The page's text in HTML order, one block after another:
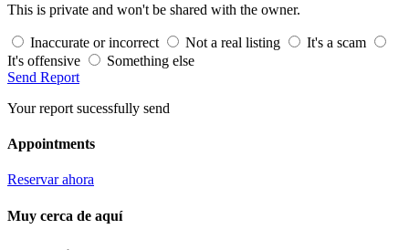
This is private and won't be shared with the owner.
Inaccurate or incorrect Not a real listing
It's a scam
It's offensive
Something else
Send Report
Your report sucessfully send
Appointments
Reservar ahora
Muy cerca de aquí